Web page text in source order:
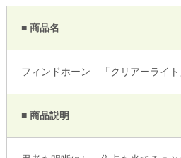
■ 商品名
フィンドホーン 「クリアーライト
■ 商品説明